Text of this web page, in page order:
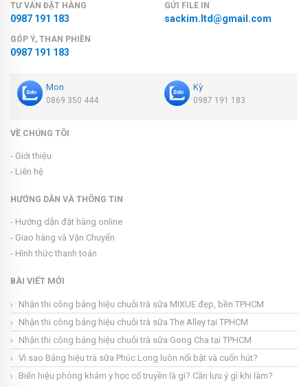
TƯ VẤN ĐẶT HÀNG
0987 191 183
GỬI FILE IN
sackim.ltd@gmail.com
GÓP Ý, THAN PHIỀN
0987 191 183
Mon
0869 350 444
Kỳ
0987 191 183
VỀ CHÚNG TÔI
- Giới thiệu
- Liên hệ
HƯỚNG DẪN VÀ THÔNG TIN
- Hướng dẫn đặt hàng online
- Giao hàng và Vận Chuyển
- Hình thức thanh toán
BÀI VIẾT MỚI
Nhận thi công bảng hiệu chuỗi trà sữa MIXUE đẹp, bền TPHCM
Nhận thi công bảng hiệu chuỗi trà sữa The Alley tại TPHCM
Nhận thi công bảng hiệu chuỗi trà sữa Gong Cha tại TPHCM
Vì sao Bảng hiệu trà sữa Phúc Long luôn nổi bật và cuốn hút?
Biển hiệu phòng khám y học cổ truyền là gì? Cần lưu ý gì khi làm?